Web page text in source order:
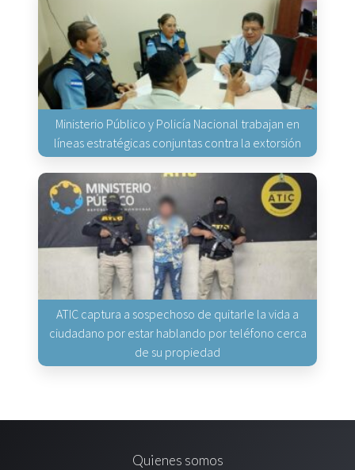
Ministerio Público y Policía Nacional trabajan en
líneas estratégicas conjuntas contra la extorsión
ATIC captura a sospechoso de quitarle la vida a
ciudadano por estar hablando por teléfono cerca
de su propiedad
Quienes somos